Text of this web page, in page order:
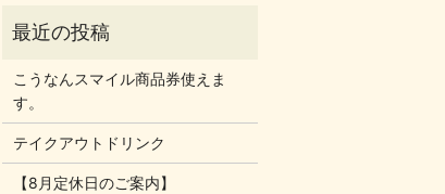
こうなんスマイル商品券使えま
す。
テイクアウトドリンク
【8月定休日のご案内】